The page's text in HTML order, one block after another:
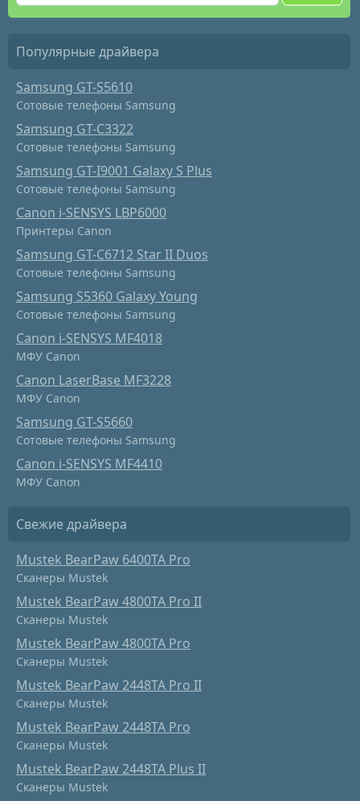
Популярные драйвера
Samsung GT-S5610
Сотовые телефоны Samsung
Samsung GT-C3322
Сотовые телефоны Samsung
Samsung GT-I9001 Galaxy S Plus
Сотовые телефоны Samsung
Canon i-SENSYS LBP6000
Принтеры Canon
Samsung GT-C6712 Star II Duos
Сотовые телефоны Samsung
Samsung S5360 Galaxy Young
Сотовые телефоны Samsung
Canon i-SENSYS MF4018
МФУ Canon
Canon LaserBase MF3228
МФУ Canon
Samsung GT-S5660
Сотовые телефоны Samsung
Canon i-SENSYS MF4410
МФУ Canon
Свежие драйвера
Mustek BearPaw 6400TA Pro
Сканеры Mustek
Mustek BearPaw 4800TA Pro II
Сканеры Mustek
Mustek BearPaw 4800TA Pro
Сканеры Mustek
Mustek BearPaw 2448TA Pro II
Сканеры Mustek
Mustek BearPaw 2448TA Pro
Сканеры Mustek
Mustek BearPaw 2448TA Plus II
Сканеры Mustek